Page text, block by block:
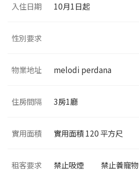
入住日期 10月1日起
性別要求
物業地址 melodi perdana
住房間隔 3房1廳
實用面積 實用面積120平方尺
租客要求 禁止吸煙 禁止養寵物